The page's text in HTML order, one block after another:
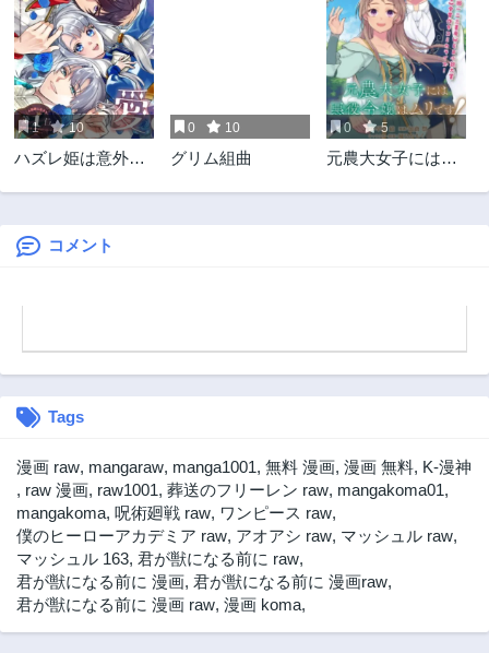
第52話
3年前
第50話
3年前
第48話
3年前
第47話
第46話 第45話
第44話
第38話
第36話
3年前
第35話
3年前
第34話
3年前
第33話
3年前
第32話
3年前
第31話
3年前
1 10
ハズレ姫は意外と
0 10
グリム組曲
0 5
元農大女子には悪
コメント
Tags
漫画 raw, mangaraw, manga1001, 無料 漫画, 漫画 無料, K-漫神
, raw 漫画, raw1001, 葬送のフリーレン raw, mangakoma01,
mangakoma, 呪術廻戦 raw, ワンピース raw,
僕のヒーローアカデミア raw, アオアシ raw, マッシュル raw,
マッシュル 163, 君が獣になる前に raw,
君が獣になる前に 漫画, 君が獣になる前に 漫画raw,
君が獣になる前に 漫画 raw, 漫画 koma,